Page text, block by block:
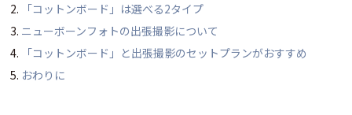
「コットンボード」は選べる2タイプ
ニューボーンフォトの出張撮影について
「コットンボード」と出張撮影のセットプランがおすすめ
おわりに